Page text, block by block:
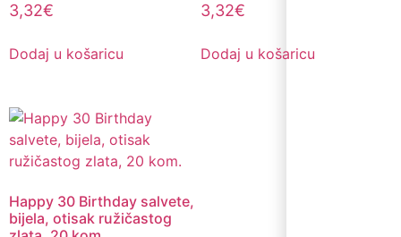
3,32€
Dodaj u košaricu
3,32€
Dodaj u košaricu
Happy 30 Birthday salvete,
bijela, otisak ružičastog